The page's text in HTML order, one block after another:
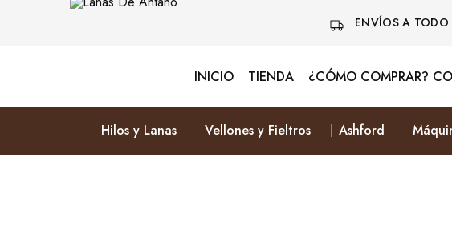
ENVÍOS A
Antaño
&
INICIO TIENDA ¿CÓMO COMPRAR?
Hilos y Lanas Vellones y Fieltros Ashford